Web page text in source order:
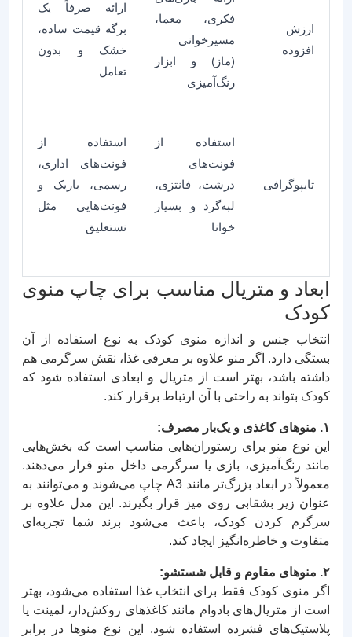
ارزش
افزوده
فکری، معما،
مسیرخوانی
(ماز) و ابزار
رنگ‌آمیزی
ارائه صرفاً یک
برگه قیمت ساده،
خشک و بدون
تعامل
تایپوگرافی
استفاده از
فونت‌های
درشت، فانتزی،
لبه‌گرد و بسیار
خوانا
استفاده از
فونت‌های اداری،
رسمی، باریک و
فونت‌هایی مثل
نستعلیق
ابعاد و متریال مناسب برای چاپ منوی
کودک
انتخاب جنس و اندازه منوی کودک به نوع استفاده از آن
بستگی دارد. اگر منو علاوه بر معرفی غذا، نقش سرگرمی هم
داشته باشد، بهتر است از متریال و ابعادی استفاده شود که
کودک بتواند به راحتی با آن ارتباط برقرار کند.
۱. منوهای کاغذی و یک‌بار مصرف:
این نوع منو برای رستوران‌هایی مناسب است که بخش‌هایی
مانند رنگ‌آمیزی، بازی یا سرگرمی داخل منو قرار می‌دهند.
معمولاً در ابعاد بزرگ‌تر مانند A3 چاپ می‌شوند و می‌توانند به
عنوان زیر بشقابی روی میز قرار بگیرند. این مدل علاوه بر
سرگرم کردن کودک، باعث می‌شود برند شما تجربه‌ای
متفاوت و خاطره‌انگیز ایجاد کند.
۲. منوهای مقاوم و قابل شستشو:
اگر منوی کودک فقط برای انتخاب غذا استفاده می‌شود، بهتر
است از متریال‌های بادوام مانند کاغذهای روکش‌دار، لمینت یا
پلاستیک‌های فشرده استفاده شود. این نوع منوها در برابر